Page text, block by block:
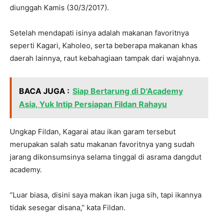
diunggah Kamis (30/3/2017).
Setelah mendapati isinya adalah makanan favoritnya
seperti Kagari, Kaholeo, serta beberapa makanan khas
daerah lainnya, raut kebahagiaan tampak dari wajahnya.
BACA JUGA : Siap Bertarung di D'Academy
Asia, Yuk Intip Persiapan Fildan Rahayu
Ungkap Fildan, Kagarai atau ikan garam tersebut
merupakan salah satu makanan favoritnya yang sudah
jarang dikonsumsinya selama tinggal di asrama dangdut
academy.
“Luar biasa, disini saya makan ikan juga sih, tapi ikannya
tidak sesegar disana,” kata Fildan.